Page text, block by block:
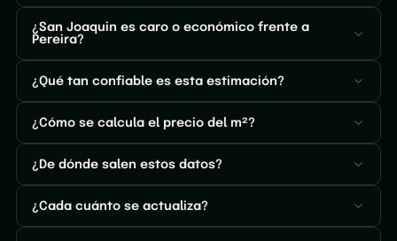
¿San Joaquin es caro o económico frente a
Pereira?
¿Qué tan confiable es esta estimación?
¿Cómo se calcula el precio del m²?
¿De dónde salen estos datos?
¿Cada cuánto se actualiza?